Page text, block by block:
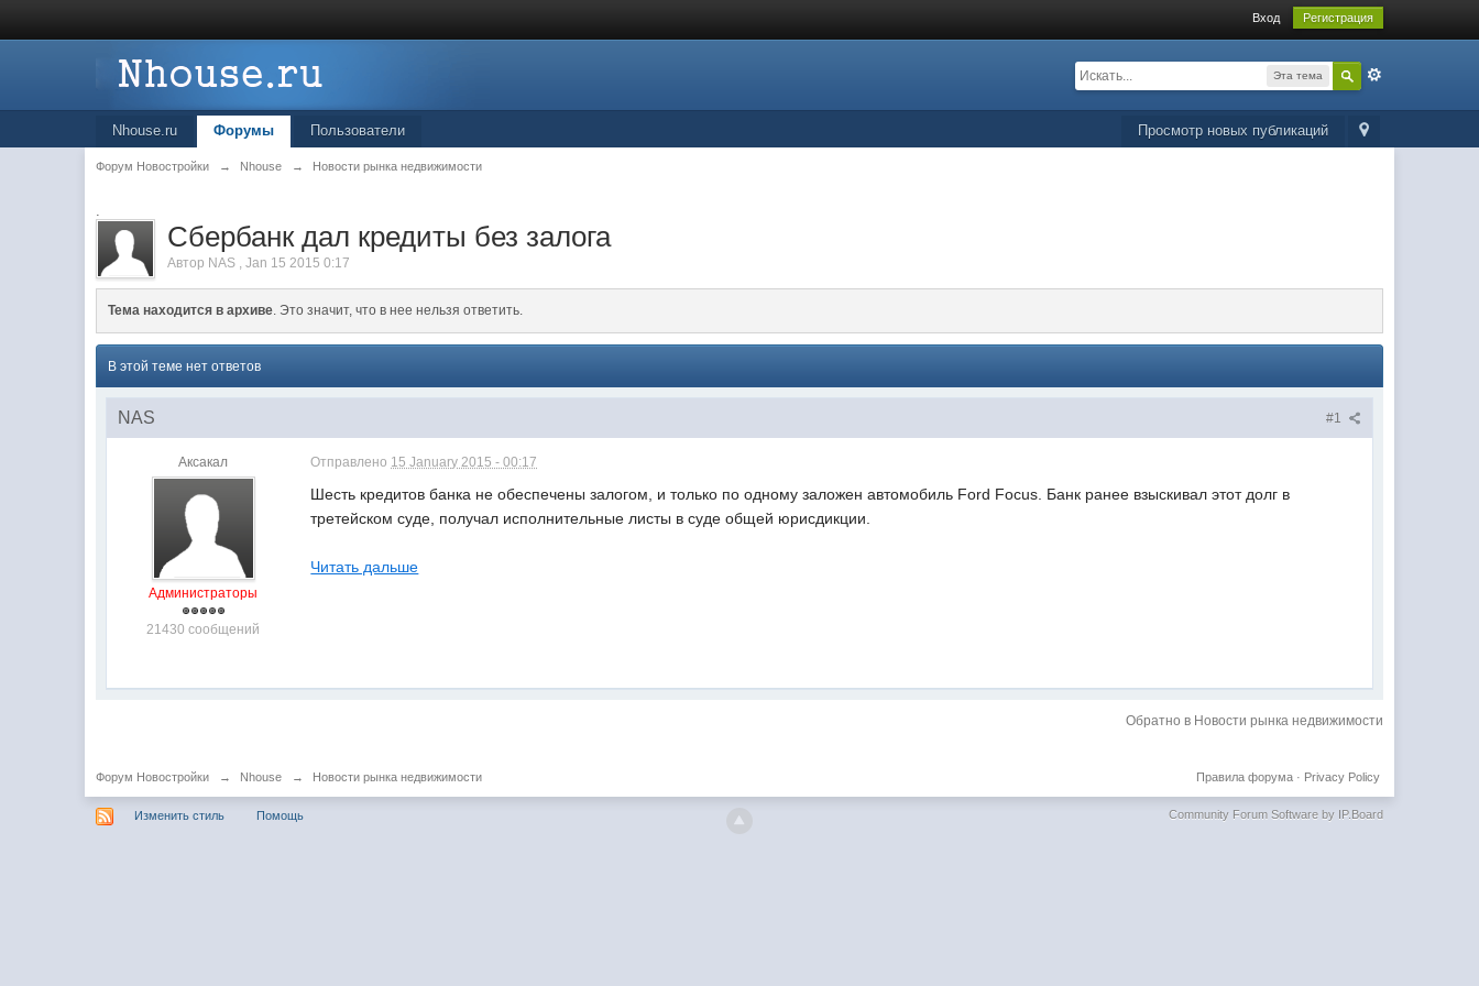
Вход Регистрация
Эта тема
Просмотр новых публикаций
Nhouse.ru Форумы Пользователи
Форум Новостройки → Nhouse → Новости рынка недвижимости
.
Сбербанк дал кредиты без залога
Автор NAS ,Jan 15 2015 0:17
Тема находится в архиве. Это значит, что в нее нельзя ответить.
В этой теме нет ответов
#1
NAS
Аксакал
Администраторы
21430 сообщений
Отправлено 15 January 2015 - 00:17
Шесть кредитов банка не обеспечены залогом, и только по одному заложен автомобиль Ford Focus. Банк ранее взыскивал этот долг в
третейском суде, получал исполнительные листы в суде общей юрисдикции.
Читать дальше
Обратно в Новости рынка недвижимости
Форум Новостройки → Nhouse → Новости рынка недвижимости Privacy Policy
Правила форума·
Изменить стиль Помощь Community Forum Software by IP.Board